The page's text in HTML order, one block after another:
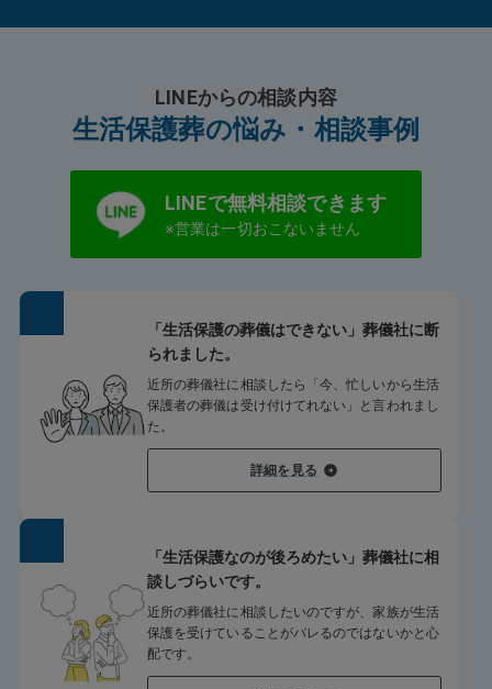
LINEからの相談内容
生活保護葬の悩み・相談事例
LINEで無料相談できます
※営業は一切おこないません
「生活保護の葬儀はできない」葬儀社に断
られました。
近所の葬儀社に相談したら「今、忙しいから生活
保護者の葬儀は受け付けてれない」と言われまし
た。
詳細を見る
「生活保護なのが後ろめたい」葬儀社に相
談しづらいです。
近所の葬儀社に相談したいのですが、家族が生活
保護を受けていることがバレるのではないかと心
配です。